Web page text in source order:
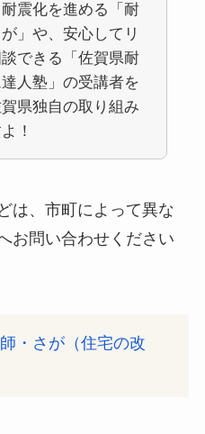
震化を進める「耐
」や、安心してリ
できる「佐賀県耐
人塾」の受講者を
県独自の取り組み
！
は、市町によって異な
お問い合わせください
・さが（住宅の改